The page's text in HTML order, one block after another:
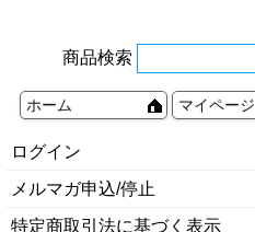
商品検索
ホーム マイページ
ログイン
メルマガ申込/停止
特定商取引法に基づく表示